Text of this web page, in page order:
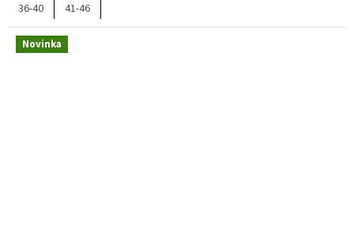
36-40 41-46
Novinka